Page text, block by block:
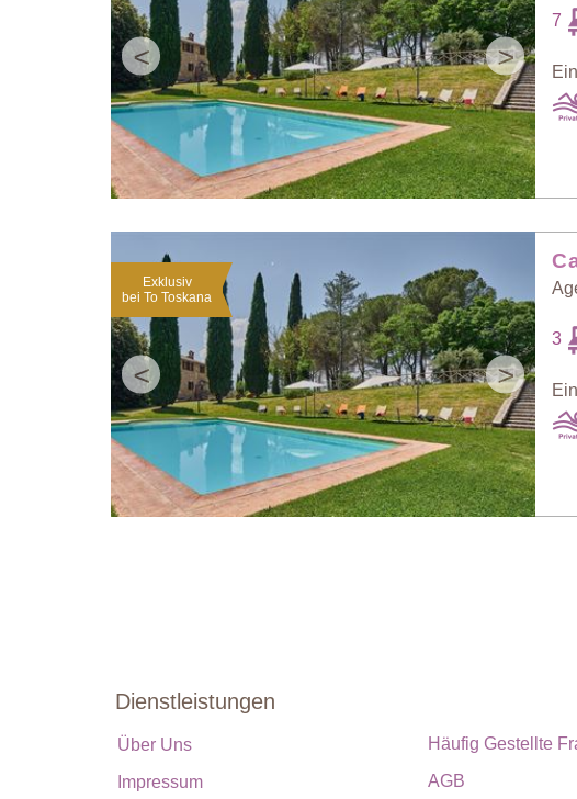
< >
7
< >
Exklusiv
bei To Toskana
3
Dienstleistungen
Über Uns
Impressum
Häufig Gestellte
AGB